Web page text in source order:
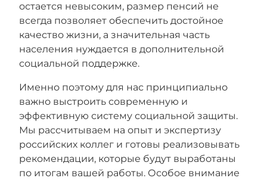
остается невысоким, размер пенсий не
всегда позволяет обеспечить достойное
качество жизни, а значительная часть
населения нуждается в дополнительной
социальной поддержке.
Именно поэтому для нас принципиально
важно выстроить современную и
эффективную систему социальной защиты.
Мы рассчитываем на опыт и экспертизу
российских коллег и готовы реализовывать
рекомендации, которые будут выработаны
по итогам вашей работы. Особое внимание